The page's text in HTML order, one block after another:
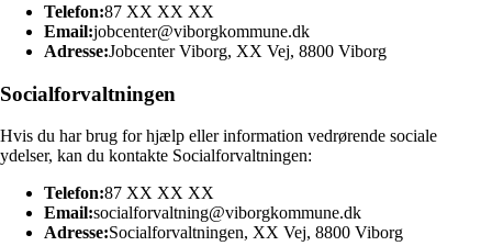
Telefon:87 XX XX XX
Email:jobcenter@viborgkommune.dk
Adresse:Jobcenter Viborg, XX Vej, 8800 Viborg
Socialforvaltningen
Hvis du har brug for hjælp eller information vedrørende sociale
ydelser, kan du kontakte Socialforvaltningen:
Telefon:87 XX XX XX
Email:socialforvaltning@viborgkommune.dk
Adresse:Socialforvaltningen, XX Vej, 8800 Viborg